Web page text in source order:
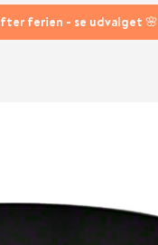
ferien - se udvalget 🌸